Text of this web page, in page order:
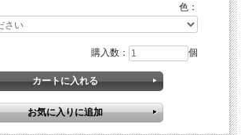
色：
購入数： 個